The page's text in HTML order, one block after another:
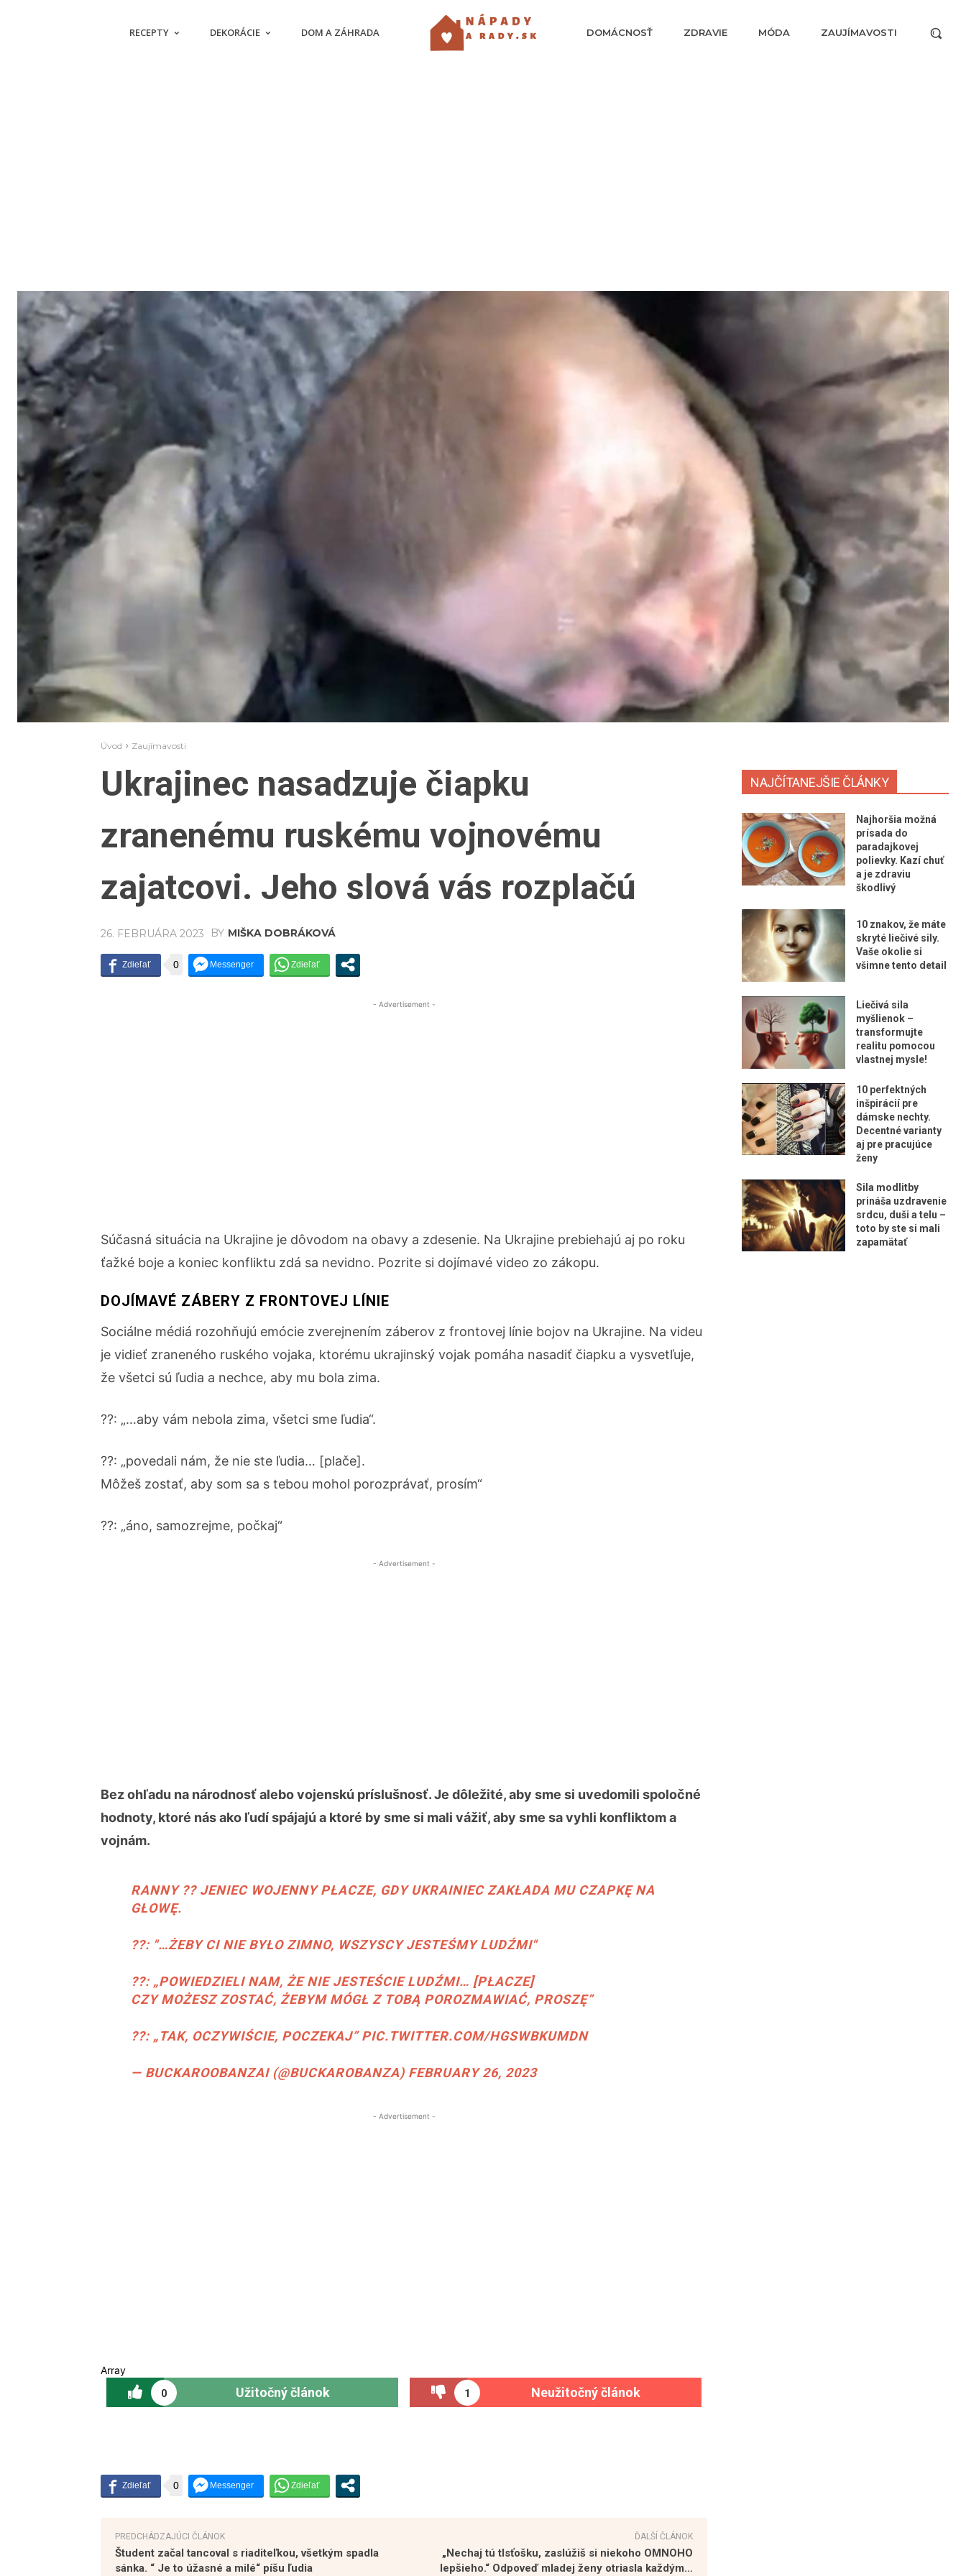
RECEPTY DEKORÁCIE DOM A ZÁHRADA DOMÁCNOSŤ ZDRAVIE MÓDA ZAUJÍMAVOSTI
Úvod Zaujímavosti
Ukrajinec nasadzuje čiapku
zranenému ruskému vojnovému
zajatcovi. Jeho slová vás rozplačú
26. FEBRUÁRA 2023 BY MIŠKA DOBRÁKOVÁ
0
- Advertisement -
Súčasná situácia na Ukrajine je dôvodom na obavy a zdesenie. Na Ukrajine prebiehajú aj po roku
ťažké boje a koniec konfliktu zdá sa nevidno. Pozrite si dojímavé video zo zákopu.
DOJÍMAVÉ ZÁBERY Z FRONTOVEJ LÍNIE
Sociálne médiá rozohňujú emócie zverejnením záberov z frontovej línie bojov na Ukrajine. Na videu
je vidieť zraneného ruského vojaka, ktorému ukrajinský vojak pomáha nasadiť čiapku a vysvetľuje,
že všetci sú ľudia a nechce, aby mu bola zima.
??: „…aby vám nebola zima, všetci sme ľudia“.
??: „povedali nám, že nie ste ľudia… [plače].
Môžeš zostať, aby som sa s tebou mohol porozprávať, prosím“
??: „áno, samozrejme, počkaj“
- Advertisement -
Bez ohľadu na národnosť alebo vojenskú príslušnosť. Je dôležité, aby sme si uvedomili spoločné
hodnoty, ktoré nás ako ľudí spájajú a ktoré by sme si mali vážiť, aby sme sa vyhli konfliktom a
vojnám.
RANNY ?? JENIEC WOJENNY PŁACZE, GDY UKRAINIEC ZAKŁADA MU CZAPKĘ NA
GŁOWĘ.
??: "…ŻEBY CI NIE BYŁO ZIMNO, WSZYSCY JESTEŚMY LUDŹMI"
??: „POWIEDZIELI NAM, ŻE NIE JESTEŚCIE LUDŹMI… [PŁACZE]
CZY MOŻESZ ZOSTAĆ, ŻEBYM MÓGŁ Z TOBĄ POROZMAWIAĆ, PROSZĘ”
??: „TAK, OCZYWIŚCIE, POCZEKAJ”PIC.TWITTER.COM/HGSWBKUMDN
— BUCKAROOBANZAI (@BUCKAROBANZA) FEBRUARY 26, 2023
- Advertisement -
Array
0 Užitočný článok 1 Neužitočný článok
0
PREDCHÁDZAJÚCI ČLÁNOK
Študent začal tancoval s riaditeľkou, všetkým spadla
sánka. “ Je to úžasné a milé“ píšu ľudia
ĎALŠÍ ČLÁNOK
„Nechaj tú tlsťošku, zaslúžiš si niekoho OMNOHO
lepšieho.“ Odpoveď mladej ženy otriasla každým…
NAJČÍTANEJŠIE ČLÁNKY
Najhoršia možná
prísada do
paradajkovej
polievky. Kazí chuť
a je zdraviu
škodlivý
10 znakov, že máte
skryté liečivé sily.
Vaše okolie si
všimne tento detail
Liečivá sila
myšlienok –
transformujte
realitu pomocou
vlastnej mysle!
10 perfektných
inšpirácií pre
dámske nechty.
Decentné varianty
aj pre pracujúce
ženy
Sila modlitby
prináša uzdravenie
srdcu, duši a telu –
toto by ste si mali
zapamätať